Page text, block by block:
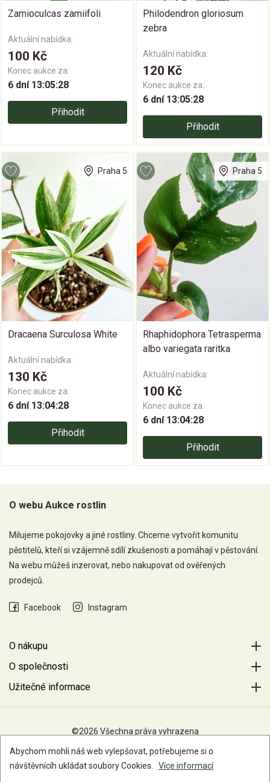
Zamioculcas zamiifoli
Aktuální nabídka:
100 Kč
Konec aukce za:
6 dní 13:05:28
Přihodit
Philodendron gloriosum
zebra
Aktuální nabídka:
120 Kč
Konec aukce za:
6 dní 13:05:28
Přihodit
Praha 5
Dracaena Surculosa White
Aktuální nabídka:
130 Kč
Konec aukce za:
6 dní 13:04:28
Přihodit
Praha 5
Rhaphidophora Tetrasperma
albo variegata raritka
Aktuální nabídka:
100 Kč
Konec aukce za:
6 dní 13:04:28
Přihodit
O webu Aukce rostlin
Milujeme pokojovky a jiné rostliny. Chceme vytvořit komunitu
pěstitelů, kteří si vzájemně sdílí zkušenosti a pomáhají v pěstování.
Na webu můžeš inzerovat, nebo nakupovat od ověřených
prodejců.
Facebook Instagram
O nákupu
O společnosti
Užitečné informace
©2026 Všechna práva vyhrazena
Abychom mohli náš web vylepšovat, potřebujeme si o
návštěvnícíh ukládat soubory Cookies.
Více informací